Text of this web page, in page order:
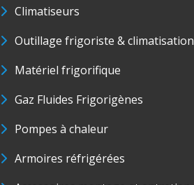
Climatiseurs
Outillage frigoriste & climatisation
Matériel frigorifique
Gaz Fluides Frigorigènes
Pompes à chaleur
Armoires réfrigérées